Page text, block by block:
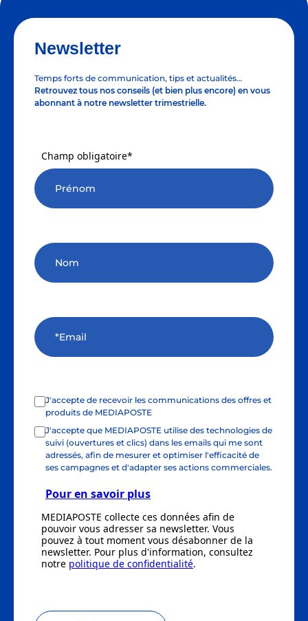
Newsletter
Temps forts de communication, tips et actualités…
Retrouvez tous nos conseils (et bien plus encore) en vous
abonnant à notre newsletter trimestrielle.
Champ obligatoire*
J'accepte de recevoir les communications des offres et
produits de MEDIAPOSTE
J'accepte que MEDIAPOSTE utilise des technologies de
suivi (ouvertures et clics) dans les emails qui me sont
adressés, afin de mesurer et optimiser l'efficacité de
ses campagnes et d'adapter ses actions commerciales.
Pour en savoir plus
MEDIAPOSTE collecte ces données afin de
pouvoir vous adresser sa newsletter. Vous
pouvez à tout moment vous désabonner de la
newsletter. Pour plus d'information, consultez
notre politique de confidentialité.